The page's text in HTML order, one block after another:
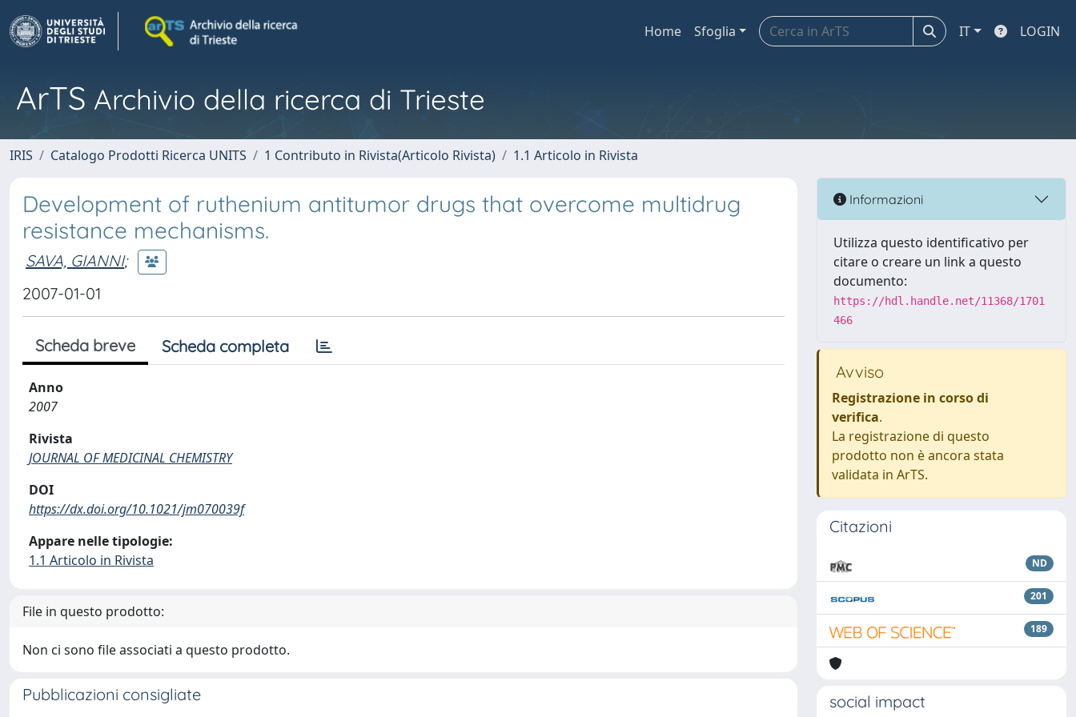
Home Sfoglia IT LOGIN
ArTS Archivio della ricerca di Trieste
IRIS Catalogo Prodotti Ricerca UNITS 1 Contributo in Rivista(Articolo Rivista) 1.1 Articolo in Rivista
Development of ruthenium antitumor drugs that overcome multidrug
resistance mechanisms.
SAVA, GIANNI;
2007-01-01
Scheda breve Scheda completa
Anno
2007
Rivista
JOURNAL OF MEDICINAL CHEMISTRY
DOI
https://dx.doi.org/10.1021/jm070039f
Appare nelle tipologie:
1.1 Articolo in Rivista
File in questo prodotto:
Non ci sono file associati a questo prodotto.
Pubblicazioni consigliate
Informazioni
Utilizza questo identificativo per
citare o creare un link a questo
documento:
https://hdl.handle.net/11368/1701
466
Avviso
Registrazione in corso di
verifica.
La registrazione di questo
prodotto non è ancora stata
validata in ArTS.
Citazioni
ND
201
189
social impact